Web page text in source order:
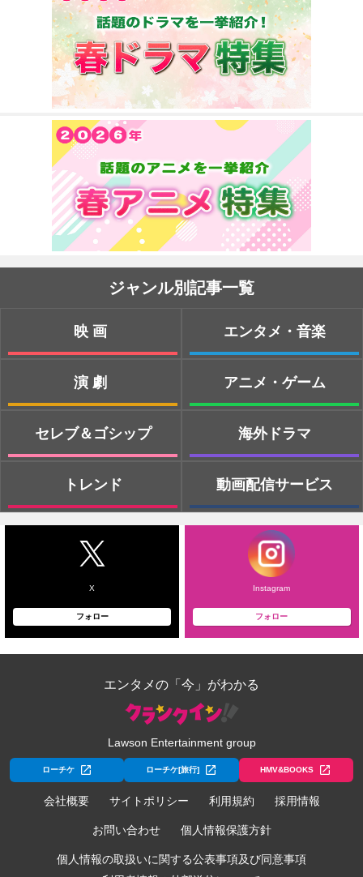
ジャンル別記事一覧
映画
演劇
セレブ＆ゴシップ
トレンド
エンタメ・音楽
アニメ・ゲーム
海外ドラマ
動画配信サービス
X
フォロー
Instagram
フォロー
エンタメの「今」がわかる
Lawson Entertainment group
ローチケ ローチケ[旅行] HMV&BOOKS
会社概要 サイトポリシー 利用規約 採用情報
お問い合わせ 個人情報保護方針
個人情報の取扱いに関する公表事項及び同意事項